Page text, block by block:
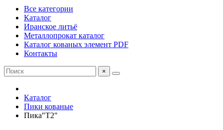
Все категории
Каталог
Иранское литьё
Металлопрокат каталог
Каталог кованых элемент PDF
Контакты
×
Каталог
Пики кованые
Пика"Т2"